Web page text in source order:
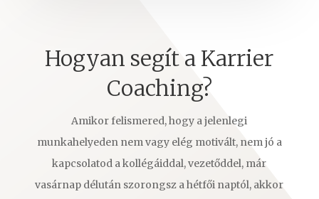
Hogyan segít a Karrier
Coaching?
Amikor felismered, hogy a jelenlegi
munkahelyeden nem vagy elég motivált, nem jó a
kapcsolatod a kollégáiddal, vezetőddel, már
vasárnap délután szorongsz a hétfői naptól, akkor